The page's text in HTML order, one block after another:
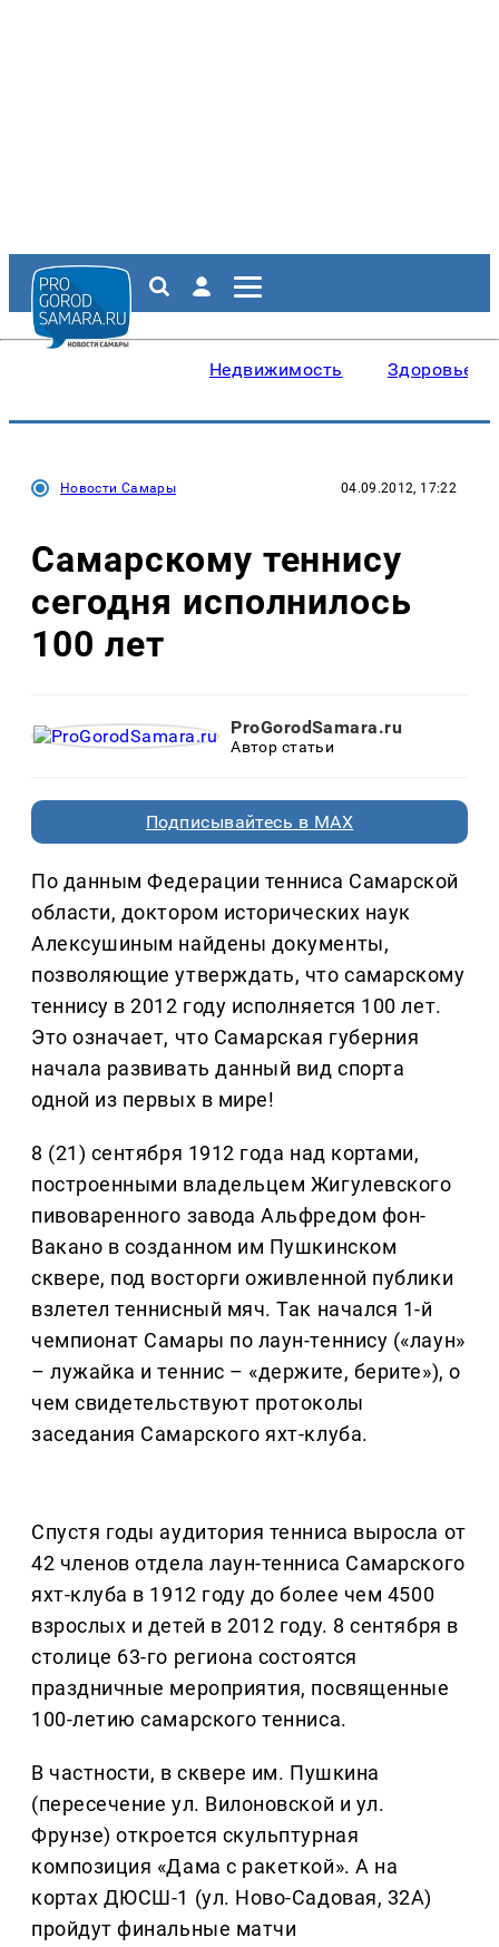
Недвижимость Здоровье
Новости Самары 04.09.2012, 17:22
Самарскому теннису
сегодня исполнилось
100 лет
ProGorodSamara.ru
Автор статьи
Подписывайтесь в MAX
По данным Федерации тенниса Самарской
области, доктором исторических наук
Алексушиным найдены документы,
позволяющие утверждать, что самарскому
теннису в 2012 году исполняется 100 лет.
Это означает, что Самарская губерния
начала развивать данный вид спорта
одной из первых в мире!
8 (21) сентября 1912 года над кортами,
построенными владельцем Жигулевского
пивоваренного завода Альфредом фон-
Вакано в созданном им Пушкинском
сквере, под восторги оживленной публики
взлетел теннисный мяч. Так начался 1-й
чемпионат Самары по лаун-теннису («лаун»
– лужайка и теннис – «держите, берите»), о
чем свидетельствуют протоколы
заседания Самарского яхт-клуба.
Спустя годы аудитория тенниса выросла от
42 членов отдела лаун-тенниса Самарского
яхт-клуба в 1912 году до более чем 4500
взрослых и детей в 2012 году. 8 сентября в
столице 63-го региона состоятся
праздничные мероприятия, посвященные
100-летию самарского тенниса.
В частности, в сквере им. Пушкина
(пересечение ул. Вилоновской и ул.
Фрунзе) откроется скульптурная
композиция «Дама с ракеткой». А на
кортах ДЮСШ-1 (ул. Ново-Садовая, 32А)
пройдут финальные матчи